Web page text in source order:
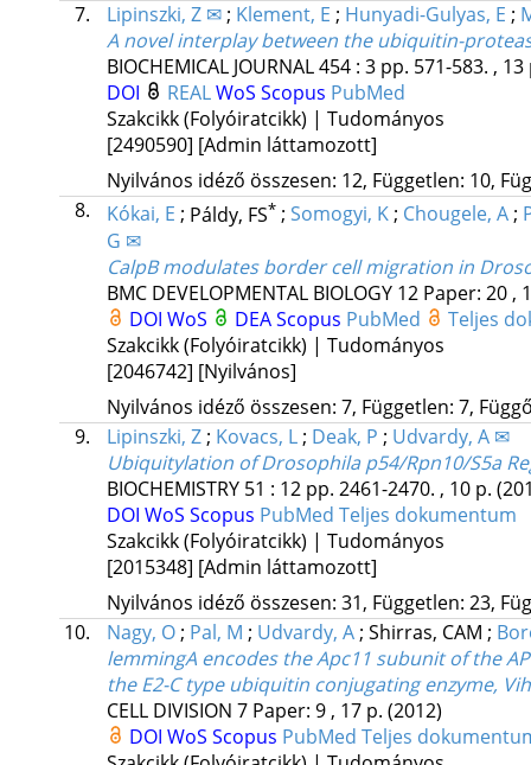
7.
Lipinszki, Z ✉; Klement, E ; Hunyadi-Gulyas, E ;
A novel interplay between the ubiquitin-
BIOCHEMICAL JOURNAL454: 3 pp. 571-583. ,
DOI
REALWoS Scopus PubMed
Szakcikk (Folyóiratcikk) | Tudományos
[2490590] [Admin láttamozott]
Nyilvános idéző összesen: 12, Független: 10,
8.
Kókai, E ; Páldy, FS* ; Somogyi, K; Chougele, A;
G ✉
CalpB modulates border cell migration in
BMC DEVELOPMENTAL BIOLOGY 12 Paper: 20 ,
DOI WoS DEAScopus PubMed
Teljes
Szakcikk (Folyóiratcikk) | Tudományos
[2046742] [Nyilvános]
Nyilvános idéző összesen: 7, Független: 7,
9.
Lipinszki, Z ; Kovacs, L ; Deak, P ; Udvardy, A ✉
Ubiquitylation of Drosophila p54/Rpn10/S5a
BIOCHEMISTRY 51 : 12 pp. 2461-2470. , 10 p.
DOI WoS Scopus PubMed Teljes dokumentum
Szakcikk (Folyóiratcikk) | Tudományos
[2015348] [Admin láttamozott]
Nyilvános idéző összesen: 31, Független: 23,
10.
Nagy, O ; Pal, M ; Udvardy, A ; Shirras, CAM ;
lemmingA encodes the Apc11 subunit of the
the E2-C type ubiquitin conjugating enzyme,
CELL DIVISION 7 Paper: 9 , 17 p. (2012)
DOI WoS Scopus PubMed Teljes